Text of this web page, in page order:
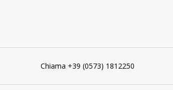
Chiama +39 (0573) 1812250